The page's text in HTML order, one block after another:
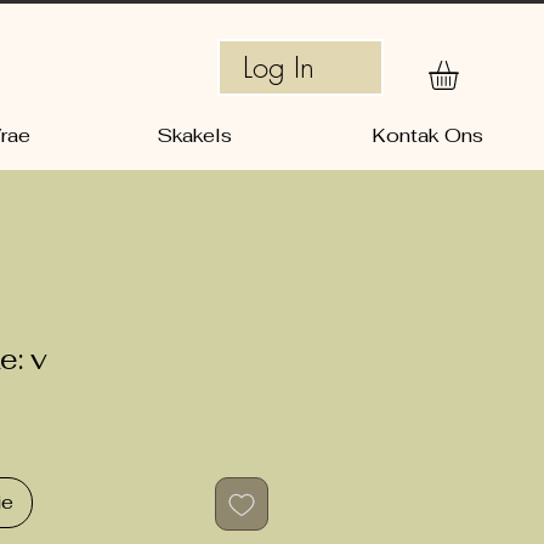
Log In
Skakels Kontak Ons
v